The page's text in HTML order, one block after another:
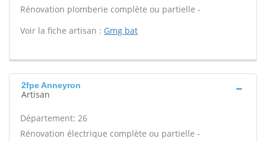
Rénovation plomberie complète ou partielle -
Voir la fiche artisan : Gmg bat
2fpe Anneyron
Artisan
Département: 26
Rénovation électrique complète ou partielle -